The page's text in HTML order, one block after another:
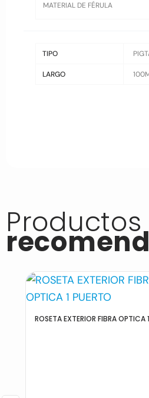
MATERIAL DE FÉRULA
TIPO
LARGO
Productos
ROSETA EXTERIOR FIBRA OPTICA 1